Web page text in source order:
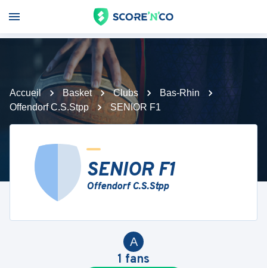
Accueil Basket Clubs
Bas-Rhin
Offendorf C.S.Stpp
SENIOR F1
SENIOR F1
Offendorf C.S.Stpp
A
1 fans